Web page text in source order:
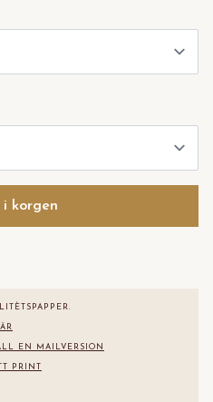
i korgen
PAPPER.
EN MAILVERSION
PRINT